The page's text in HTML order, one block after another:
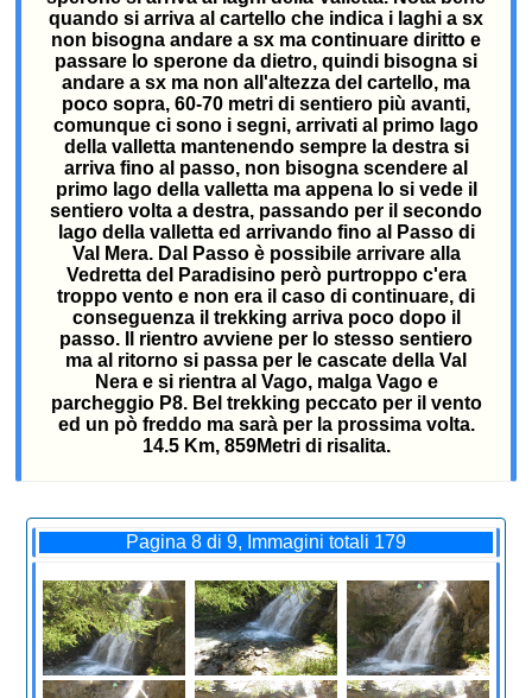
quando si arriva al cartello che indica i laghi a sx
non bisogna andare a sx ma continuare diritto e
passare lo sperone da dietro, quindi bisogna si
andare a sx ma non all'altezza del cartello, ma
poco sopra, 60-70 metri di sentiero più avanti,
comunque ci sono i segni, arrivati al primo lago
della valletta mantenendo sempre la destra si
arriva fino al passo, non bisogna scendere al
primo lago della valletta ma appena lo si vede il
sentiero volta a destra, passando per il secondo
lago della valletta ed arrivando fino al Passo di
Val Mera. Dal Passo è possibile arrivare alla
Vedretta del Paradisino però purtroppo c'era
troppo vento e non era il caso di continuare, di
conseguenza il trekking arriva poco dopo il
passo. Il rientro avviene per lo stesso sentiero
ma al ritorno si passa per le cascate della Val
Nera e si rientra al Vago, malga Vago e
parcheggio P8. Bel trekking peccato per il vento
ed un pò freddo ma sarà per la prossima volta.
14.5 Km, 859Metri di risalita.
Pagina 8 di 9, Immagini totali 179